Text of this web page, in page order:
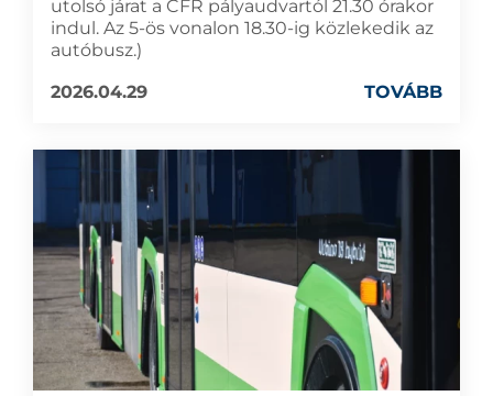
utolsó járat a CFR pályaudvartól 21.30 órakor
indul. Az 5-ös vonalon 18.30-ig közlekedik az
autóbusz.)
2026.04.29
TOVÁBB